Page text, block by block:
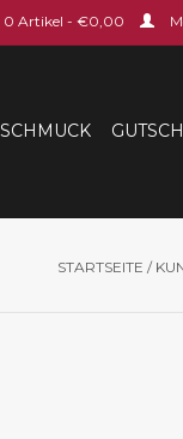
0 Artikel - €0,00
STARTSEITE /